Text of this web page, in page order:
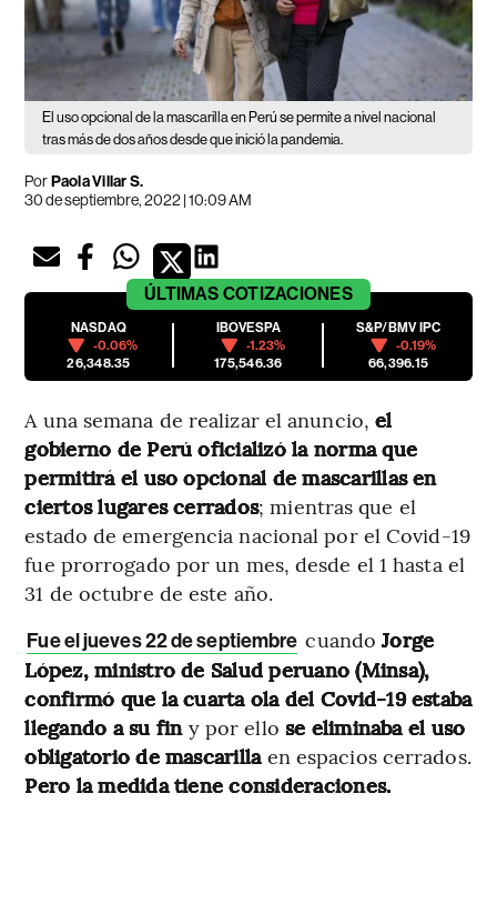
El uso opcional de la mascarilla en Perú se permite a nivel nacional
tras más de dos años desde que inició la pandemia.
PorPaola Villar S.
30 de septiembre, 2022 | 10:09 AM
ÚLTIMAS COTIZACIONES
NASDAQ
-0.06%
26,348.35
IBOVESPA
-1.23%
175,546.36
S&P/BMV IPC
-0.19%
66,396.15
A una semana de realizar el anuncio,el
gobierno de Perú oficializó la norma que
permitirá el uso opcional de mascarillas en
ciertos lugares cerrados; mientras que el
estado de emergencia nacional por el Covid-19
fue prorrogado por un mes, desde el 1 hasta el
31 de octubre de este año.
Fue el jueves 22 de septiembre cuandoJorge
López, ministro de Salud peruano (Minsa),
confirmó que la cuarta ola del Covid-19 estaba
llegando a su fin y por ello se eliminaba el uso
obligatorio de mascarilla en espacios cerrados.
Pero la medida tiene consideraciones.